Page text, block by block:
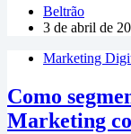
Beltrão
3 de abril de
Marketing
Como
Marketing